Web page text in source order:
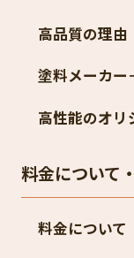
高品質の理由
塗料メーカー
高性能のオリ
料金について
料金について